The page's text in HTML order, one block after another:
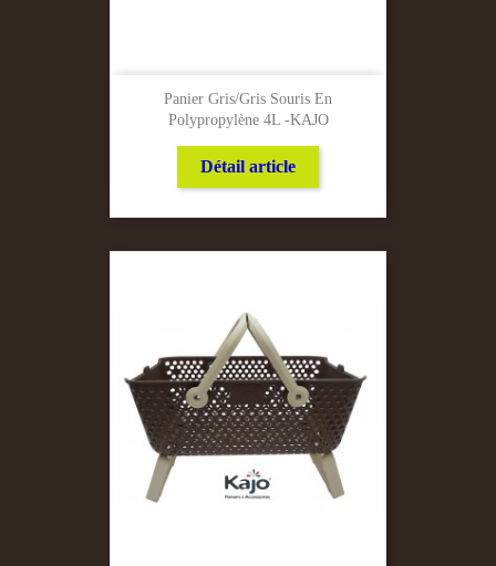
Panier Gris/Gris Souris En
Polypropylène 4L -KAJO
Détail article